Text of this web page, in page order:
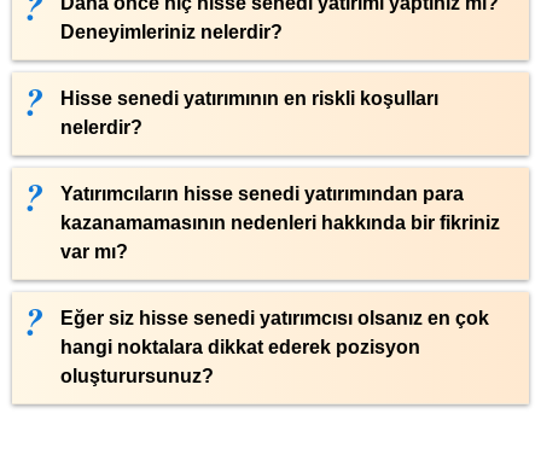
Deneyimleriniz nelerdir?
Hisse senedi yatırımının en riskli koşulları
nelerdir?
Yatırımcıların hisse senedi yatırımından para
kazanamamasının nedenleri hakkında bir fikriniz
var mı?
Eğer siz hisse senedi yatırımcısı olsanız en çok
hangi noktalara dikkat ederek pozisyon
oluşturursunuz?